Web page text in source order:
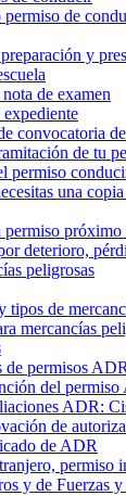
de
y
de examen
expediente
convocatoria
de tu
permiso
una
permiso próximo
deterioro,
peligrosas
tipos de
mercancías
de permisos ADR
del
ADR:
de
de ADR
permiso
y de Fuerzas